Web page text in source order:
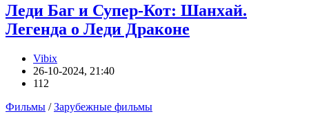
Леди Баг и Супер-Кот: Шанхай.
Легенда о Леди Драконе
Vibix
26-10-2024, 21:40
112
Фильмы /Зарубежные фильмы